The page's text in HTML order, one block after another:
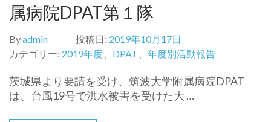
属病院DPAT第１隊
Byadmin 投稿日: 2019年10月17日
カテゴリー: 2019年度 DPAT 年度別活動報告
茨城県より要請を受け、筑波大学附属病院DPAT
は、台風19号で洪水被害を受けた大 …